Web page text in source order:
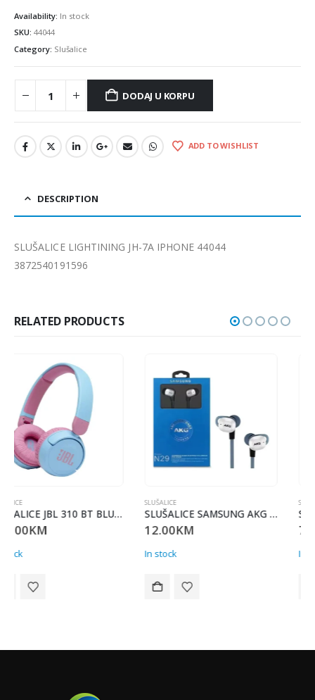
Availability: In stock
SKU: 44044
Category: Slušalice
DODAJ U KORPU
ADD TO WISHLIST
DESCRIPTION
SLUŠALICE LIGHTINING JH-7A IPHONE 44044
3872540191596
RELATED PRODUCTS
SLUŠALICE
SLUŠALICE SAMSUNG AKG N29 USB-C
12.00KM
In stock
SLUŠALICE
SLUŠALICE GIGATECH R20 bijele
7.00KM
In stock